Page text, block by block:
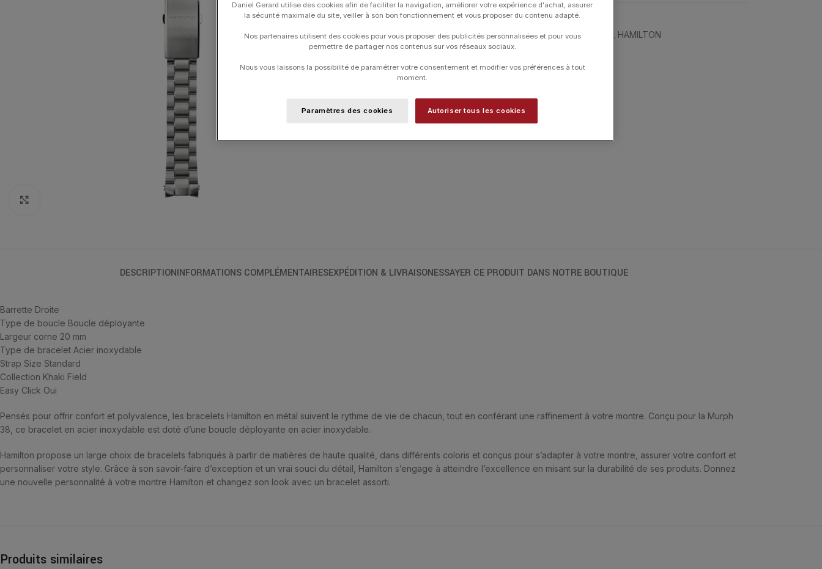
UGS :H6050000281
Catégories : 24H-BRACELETS, ACCESSOIRES, Bracelets HAMILTON
DESCRIPTIONINFORMATIONS COMPLÉMENTAIRESEXPÉDITION & LIVRAISONESSAYER CE PRODUIT DANS NOTRE BOUTIQUE
Barrette Droite
Type de boucle Boucle déployante
Largeur corne 20 mm
Type de bracelet Acier inoxydable
Strap Size Standard
Collection Khaki Field
Easy Click Oui
Pensés pour offrir confort et polyvalence, les bracelets Hamilton en métal suivent le rythme de vie de chacun, tout en conférant une raffinement à votre montre. Conçu pour la Murph
38, ce bracelet en acier inoxydable est doté d’une boucle déployante en acier inoxydable.
Hamilton propose un large choix de bracelets fabriqués à partir de matières de haute qualité, dans différents coloris et conçus pour s’adapter à votre montre, assurer votre confort et
personnaliser votre style. Grâce à son savoir-faire d’exception et un vrai souci du détail, Hamilton s’engage à atteindre l’excellence en misant sur la durabilité de ses produits. Donnez
une nouvelle personnalité à votre montre Hamilton et changez son look avec un bracelet assorti.
Produits similaires
Daniel Gerard utilise des cookies afin de faciliter la navigation, améliorer votre expérience d'achat, assurer
la sécurité maximale du site, veiller à son bon fonctionnement et vous proposer du contenu adapté.
Nos partenaires utilisent des cookies pour vous proposer des publicités personnalisées et pour vous
permettre de partager nos contenus sur vos réseaux sociaux.
Nous vous laissons la possibilité de paramétrer votre consentement et modifier vos préférences à tout
moment.
Paramètres des cookies Autoriser tous les cookies